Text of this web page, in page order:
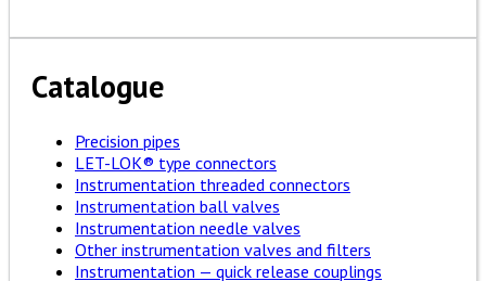
Catalogue
Precision pipes
LET-LOK® type connectors
Instrumentation threaded connectors
Instrumentation ball valves
Instrumentation needle valves
Other instrumentation valves and filters
Instrumentation — quick release couplings